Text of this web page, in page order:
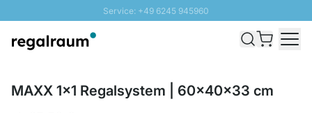
Service: +49 6245 945960
Schnelle Lieferung - Gratis Versand ab 100€
MAXX 1x1 Regalsystem | 60x40x33 cm